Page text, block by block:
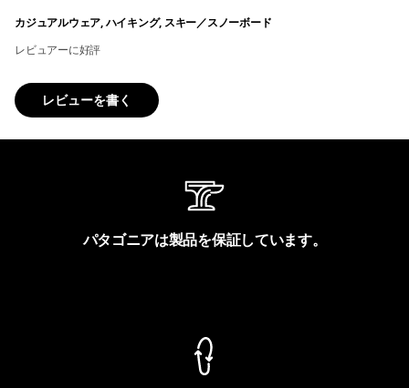
カジュアルウェア, ハイキング, スキー／スノーボード
レビュアーに好評
レビューを書く
パタゴニアは製品を保証しています。